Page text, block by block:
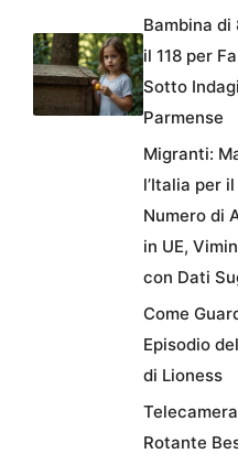
Bambina di
il 118 per
Sotto
Parmense
Migranti:
l’Italia per
Numero di
in UE,
con Dati
Come
Episodio
di Lioness
Rotante